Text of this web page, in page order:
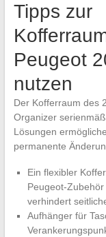
Tipps zur
Peugeot
nutzen
Der Kofferraum des
Organizer
Lösungen
permanente
Ein flexibler
Peugeot-
verhindert
Aufhänger für